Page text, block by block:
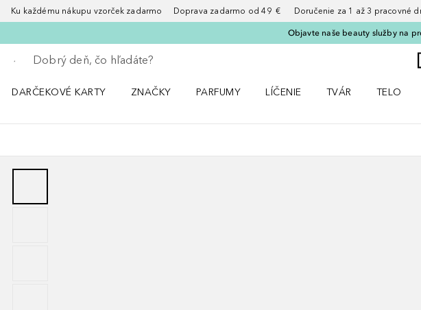
Ku každému nákupu vzorček zadarmo Doprava zadarmo od 49 € Doručenie za 1 až 3 pracovné
Objavte naše beauty služby na
Choď späť
Vykonajte vyhľadávanie
DARČEKOVÉ KARTY
ZNAČKY
PARFUMY
LÍČENIE
TVÁR
TELO